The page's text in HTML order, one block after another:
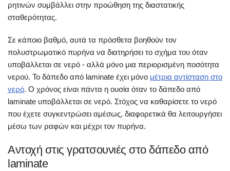
ρητινών συμβάλλει στην προώθηση της διαστατικής
σταθερότητας.
Σε κάποιο βαθμό, αυτά τα πρόσθετα βοηθούν τον
πολυστρωματικό πυρήνα να διατηρήσει το σχήμα του όταν
υποβάλλεται σε νερό - αλλά μόνο μια περιορισμένη ποσότητα
νερού. Το δάπεδο από laminate έχει μόνο μέτρια αντίσταση στο
νερό. Ο χρόνος είναι πάντα η ουσία όταν το δάπεδο από
laminate υποβάλλεται σε νερό. Στόχος να καθαρίσετε το νερό
που έχετε συγκεντρώσει αμέσως, διαφορετικά θα λειτουργήσει
μέσω των ραφών και μέχρι τον πυρήνα.
Αντοχή στις γρατσουνιές στο δάπεδο από
laminate